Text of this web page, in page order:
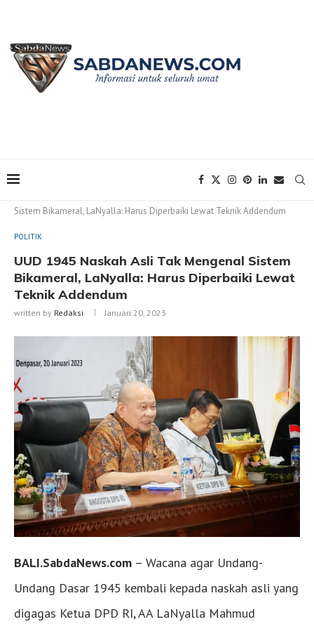
Sistem Bikameral, LaNyalla: Harus Diperbaiki Lewat Teknik Addendum
POLITIK
UUD 1945 Naskah Asli Tak Mengenal Sistem
Bikameral, LaNyalla: Harus Diperbaiki Lewat
Teknik Addendum
written by Redaksi Januari 20, 2023
BALI.SabdaNews.com – Wacana agar Undang-
Undang Dasar 1945 kembali kepada naskah asli yang
digagas Ketua DPD RI, AA LaNyalla Mahmud